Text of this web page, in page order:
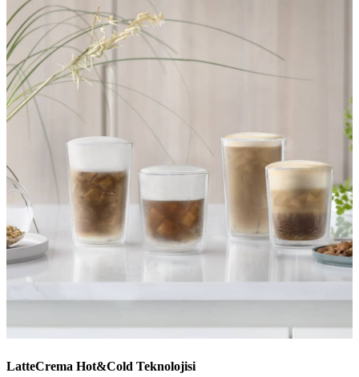
LatteCrema Hot&Cold Teknolojisi